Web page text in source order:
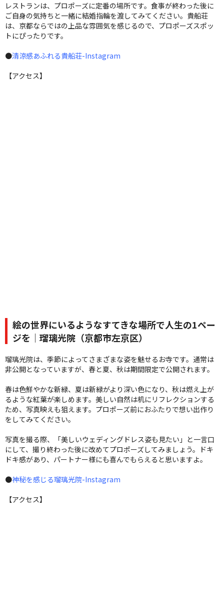
レストランは、プロポーズに定番の場所です。食事が終わった後に
ご自身の気持ちと一緒に結婚指輪を渡してみてください。貴船荘
は、京都ならではの上品な雰囲気を感じるので、プロポーズスポッ
トにぴったりです。
●清涼感あふれる貴船荘-Instagram
【アクセス】
絵の世界にいるようなすてきな場所で人生の1ペー
ジを｜瑠璃光院（京都市左京区）
瑠璃光院は、季節によってさまざまな姿を魅せるお寺です。通常は
非公開となっていますが、春と夏、秋は期間限定で公開されます。
春は色鮮やかな新緑、夏は新緑がより深い色になり、秋は燃え上が
るような紅葉が楽しめます。美しい自然は机にリフレクションする
ため、写真映えも狙えます。プロポーズ前におふたりで想い出作り
をしてみてください。
写真を撮る際、「美しいウェディングドレス姿も見たい」と一言口
にして、撮り終わった後に改めてプロポーズしてみましょう。ドキ
ドキ感があり、パートナー様にも喜んでもらえると思いますよ。
●神秘を感じる瑠璃光院-Instagram
【アクセス】